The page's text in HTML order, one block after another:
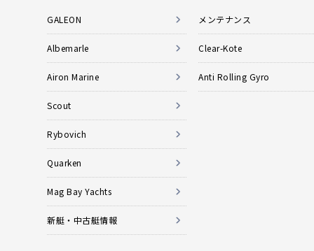
GALEON
Albemarle
Airon Marine
Scout
Rybovich
Quarken
Mag Bay Yachts
新艇・中古艇情報
メンテナンス
Clear-Kote
Anti Rolling Gyro